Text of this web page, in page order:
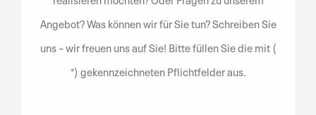
Angebot? Was können wir für Sie tun? Schreiben Sie
uns – wir freuen uns auf Sie! Bitte füllen Sie die mit (
*) gekennzeichneten Pflichtfelder aus.